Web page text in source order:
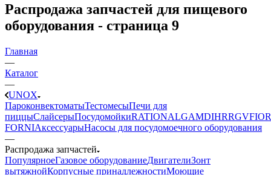
Распродажа запчастей для пищевого
оборудования - страница 9
Главная
—
Каталог
—
UNOX
ПароконвектоматыТестомесыПечи для
пиццыСлайсерыПосудомойкиRATIONALGAMDIHRRGV
FORNIАксессуарыНасосы для посудомоечного оборудования
—
Распродажа запчастей
ПопулярноеГазовое оборудованиеДвигателиЗонт
вытяжнойКорпусные принадлежностиМоющие